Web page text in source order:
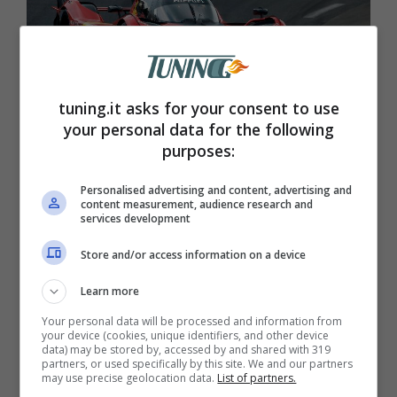
Ferrari 499P in azione (ANSA) – Tuning.it
In queste settimane, erano stati
ufficializzati anche i rinnovi di altri membri
dello squadrone
sulla terza 499P diYifei Ye ,che nel 2023
ha corsocon laPorsche963 del Jota
tuning.it asks for your consent to use
your personal data for the following
purposes:
Personalised advertising and content, advertising and
content measurement, audience research and
services development
Store and/or access information on a device
Learn more
Your personal data will be processed and information from
your device (cookies, unique identifiers, and other device
data) may be stored by, accessed by and shared with 319
partners, or used specifically by this site. We and our partners
may use precise geolocation data. List of partners.